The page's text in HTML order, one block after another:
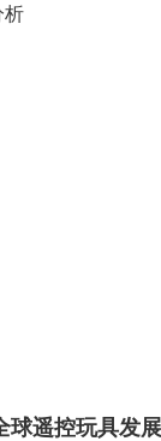
析
遥控玩具发